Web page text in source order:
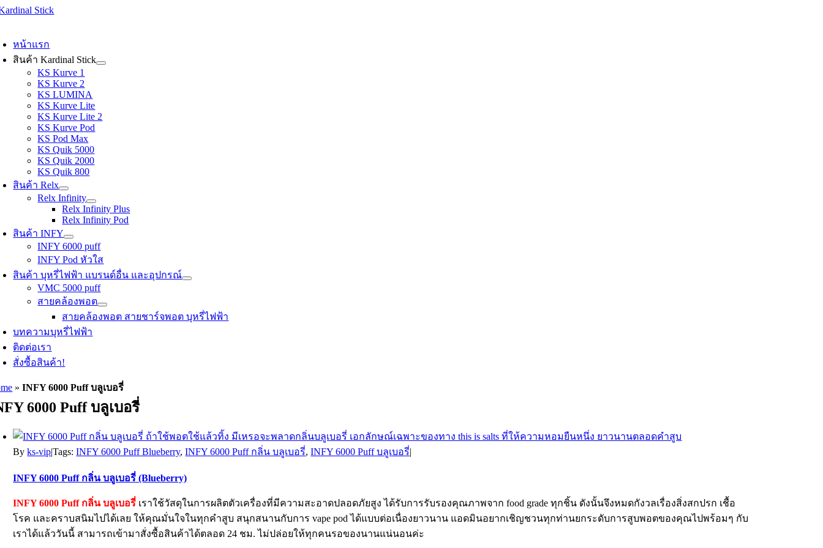
Skip
หน้าแรก
สินค้า Kardinal Stick
KS Kurve 1
KS Kurve 2
KS LUMINA
KS Kurve Lite
KS Kurve Lite 2
KS Kurve Pod
KS Pod Max
KS Quik 5000
KS Quik 2000
KS Quik 800
สินค้า Relx
Relx Infinity
Relx Infinity Plus
Relx Infinity Pod
สินค้า INFY
INFY 6000 puff
INFY Pod หัวใส
สินค้า บุหรี่ไฟฟ้า แบรนด์อื่น และอุปกรณ์
VMC 5000 puff
สายคล้องพอต
สายคล้องพอต สายชาร์จพอต บุหรี่ไฟฟ้า
บทความบุหรี่ไฟฟ้า
ติดต่อเรา
สั่งซื้อสินค้า!
»INFY 6000 Puff บลูเบอรี่
6000 Puff บลูเบอรี่
Byks-vip|Tags:INFY 6000 Puff Blueberry,INFY 6000 Puff กลิ่น บลูเบอรี่,INFY 6000 Puff บลูเบอรี่|
INFY 6000 Puff กลิ่น บลูเบอรี่ (Blueberry)
INFY 6000 Puff กลิ่นบลูเบอรี่ เราใช้วัสดุในการผลิตตัวเครื่องที่มีความสะอาดปลอดภัยสูง ได้รับการรับรองคุณภาพจาก food grade ทุกชิ้น ดังนั้นจึงหมดกังวลเรื่องสิ่งสกปรก เชื้อ
โรค และคราบสนิมไปได้เลย ให้คุณมั่นใจในทุกคำสูบ สนุกสนานกับการ vape pod ได้แบบต่อเนื่องยาวนาน แอดมินอยากเชิญชวนทุกท่านยกระดับการสูบพอตของคุณไปพร้อมๆ กับ
เราได้แล้ววันนี้ สามารถเข้ามาสั่งซื้อสินค้าได้ตลอด 24 ชม. ไม่ปล่อยให้ทุกคนรอของนานแน่นอนค่ะ